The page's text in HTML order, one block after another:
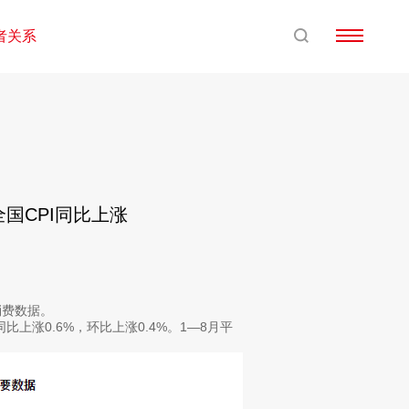
关系
国CPI同比上涨
数据。
上涨0.6%，环比上涨0.4%。1—8月平